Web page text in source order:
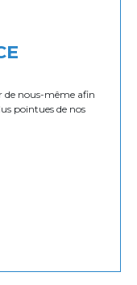
de nous-même afin
pointues de nos